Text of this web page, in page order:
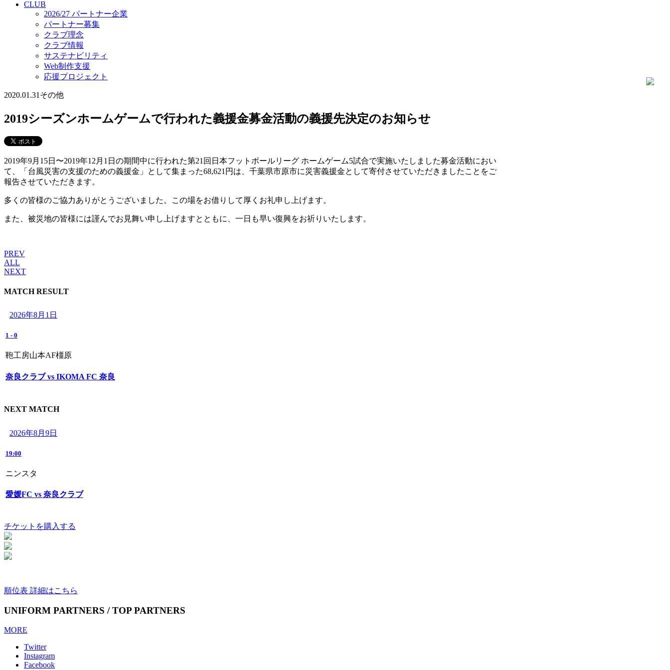
CLUB
2026/27 パートナー企業
パートナー募集
クラブ理念
クラブ情報
サステナビリティ
Web制作支援
応援プロジェクト
2020.01.31 その他
2019シーズンホームゲームで行われた義援金募金活動の義援先決定のお知らせ
2019年9月15日〜2019年12月1日の期間中に行われた第21回日本フットボールリーグ ホームゲーム5試合で実施いたしました募金活動におい
て、「台風災害の支援のための義援金」として集まった68,621円は、千葉県市原市に災害義援金として寄付させていただきましたことをご
報告させていただきます。
多くの皆様のご協力ありがとうございました。この場をお借りして厚くお礼申し上げます。
また、被災地の皆様には謹んでお見舞い申し上げますとともに、一日も早い復興をお祈りいたします。
PREV
ALL
NEXT
MATCH RESULT
2026年8月1日
1 - 0
鞄工房山本AF橿原
奈良クラブ vs IKOMA FC 奈良
NEXT MATCH
2026年8月9日
19:00
ニンスタ
愛媛FC vs 奈良クラブ
チケットを購入する
順位表 詳細はこちら
UNIFORM PARTNERS / TOP PARTNERS
MORE
Twitter
Instagram
Facebook